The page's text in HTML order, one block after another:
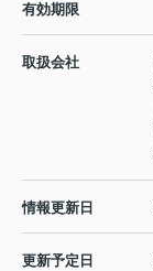
有効期限
取扱会社
情報更新日
更新予定日